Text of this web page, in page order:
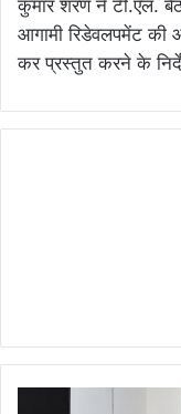
कुमार शरण ने टी.एल.
आगामी रिडेवलपमेंट की
कर प्रस्तुत करने के